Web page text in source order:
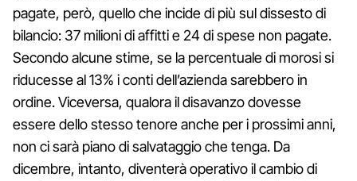
pagate, però, quello che incide di più sul dissesto di
bilancio: 37 milioni di affitti e 24 di spese non pagate.
Secondo alcune stime, se la percentuale di morosi si
riducesse al 13% i conti dell’azienda sarebbero in
ordine. Viceversa, qualora il disavanzo dovesse
essere dello stesso tenore anche per i prossimi anni,
non ci sarà piano di salvataggio che tenga. Da
dicembre, intanto, diventerà operativo il cambio di